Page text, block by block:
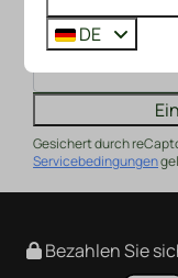
Gesichert durch
Servicebedingungen
Bezahlen Sie
DE